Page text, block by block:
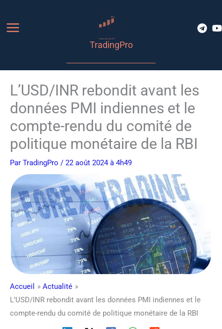
contenu
TradingPro
L’USD/INR rebondit avant les
données PMI indiennes et le
compte-rendu du comité de
politique monétaire de la RBI
Par TradingPro / 22 août 2024 à 4h49
Accueil
Actualité
L’USD/INR rebondit avant les données PMI indiennes et le
compte-rendu du comité de politique monétaire de la RBI